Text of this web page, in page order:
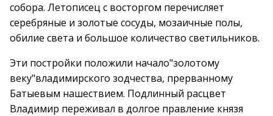
собора. Летописец с восторгом перечисляет
серебряные и золотые сосуды, мозаичные полы,
обилие света и большое количество светильников.
Эти постройки положили начало"золотому
веку"владимирского зодчества, прерванному
Батыевым нашествием. Подлинный расцвет
Владимир переживал в долгое правление князя